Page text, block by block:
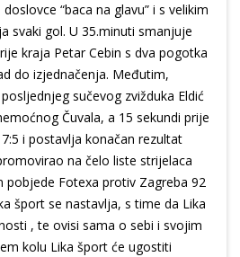
“baca na glavu” i s velikim
svaki gol. U 35.minuti smanjuje
kraja Petar Cebin s dva pogotka
do izjednačenja. Međutim,
sučevog zvižduka Eldić
Čuvala, a 15 sekundi prije
i postavlja konačan rezultat
na čelo liste strijelaca
pobjede Fotexa protiv Zagreba 92
šport se nastavlja, s time da Lika
, te ovisi sama o sebi i svojim
kolu Lika šport će ugostiti